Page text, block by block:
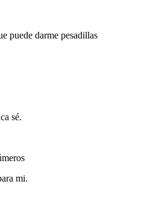
puede darme pesadillas
sé.
mi.